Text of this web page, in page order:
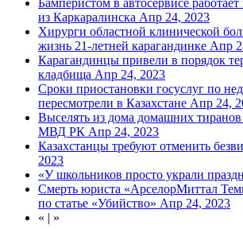
из Каркаралинска Апр 24, 2023
Хирурги областной клинической
жизнь 21-летней карагандинке Апр
Карагандинцы привели в порядок
кладбища Апр 24, 2023
Сроки приостановки госуслуг по
пересмотрели в Казахстане Апр 24,
Выселять из дома домашних
МВД РК Апр 24, 2023
Казахстанцы требуют отменить
2023
«У школьников просто украли
Смерть юриста «АрселорМиттал
по статье «Убийство» Апр 24, 2023
« | »